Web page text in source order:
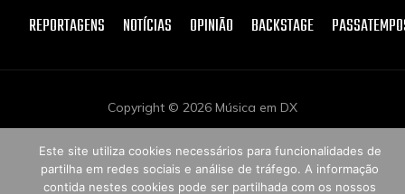
REPORTAGENS NOTÍCIAS OPINIÃO BACKSTAGE
Copyright © 2026 Música em DX
Este site utiliza cookies necessários para funcionalidades de
partilha em redes sociais e análise de tráfego. A informação
contida nestes cookies pode ser partilhada com os nossos